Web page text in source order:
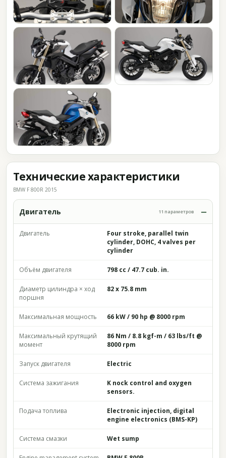
Технические характеристики
BMW F 800R 2015
Двигатель 11 параметров
Двигатель
Four stroke, parallel twin
cylinder, DOHC, 4 valves per
cylinder
Объём двигателя 798 cc / 47.7 cub. in.
Диаметр цилиндра × ход
поршня
82 x 75.8 mm
Максимальная мощность 66 kW / 90 hp @ 8000 rpm
Максимальный крутящий
момент
86 Nm / 8.8 kgf-m / 63 lbs/ft @
8000 rpm
Запуск двигателя Electric
Система зажигания
K nock control and oxygen
sensors.
Подача топлива
Electronic injection, digital
engine electronics (BMS-KP)
Система смазки Wet sump